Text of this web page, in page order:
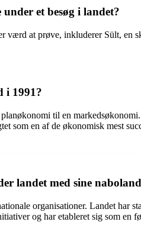
et besøg i landet?
at prøve, inkluderer Sült, en
i 1991?
til en
som en af de økonomisk mest
landet med sine
organisationer. Landet har
og har etableret sig som en